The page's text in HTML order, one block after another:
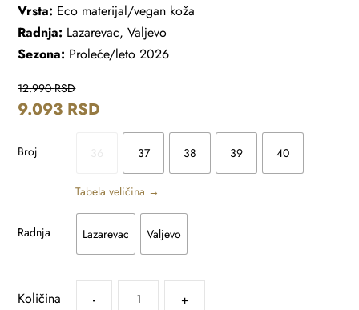
Vrsta: Eco materijal/vegan koža
Radnja: Lazarevac, Valjevo
Sezona: Proleće/leto 2026
12.990RSD
9.093 RSD
Broj 37 38 39 40
Tabela veličina →
Radnja Lazarevac Valjevo
Količina - +